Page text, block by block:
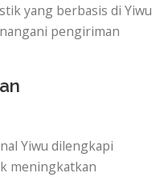
yang berbasis di Yiwu
pengiriman
Yiwu dilengkapi
meningkatkan